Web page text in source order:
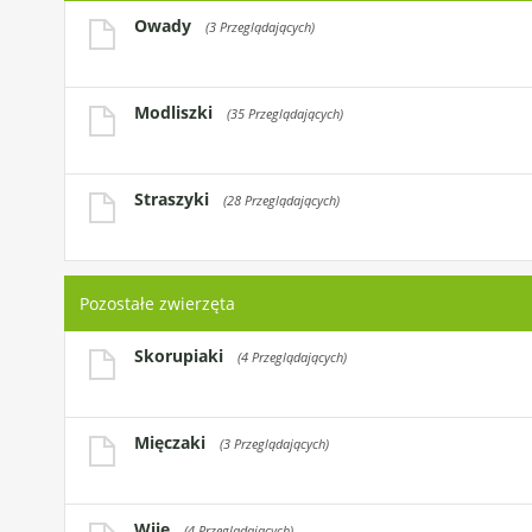
Owady (3 Przeglądających)
Modliszki (35 Przeglądających)
Straszyki (28 Przeglądających)
Pozostałe zwierzęta
Skorupiaki (4 Przeglądających)
Mięczaki (3 Przeglądających)